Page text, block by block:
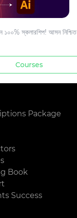
Package
Book
Success
১০০% স্কলারশিপ! আসন নিশ্চিত
Courses